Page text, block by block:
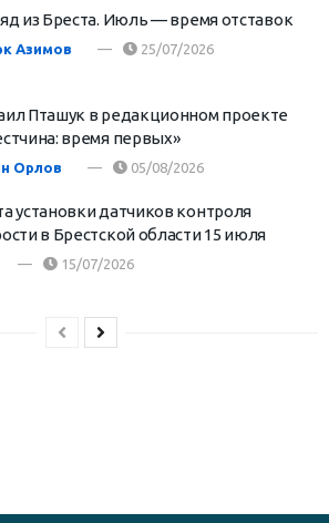
из Бреста. Июль — время отставок
Азимов 25/07/2026
Пташук в редакционном проекте
время первых»
Орлов 05/08/2026
установки датчиков контроля
в Брестской области 15 июля
15/07/2026